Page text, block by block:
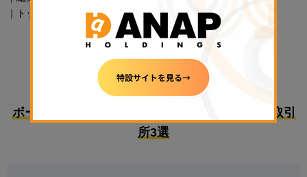
｜トップ画像：ジョイファの平手CEO
PR
ボーナスで始めるのにおすすめな国内暗号資産取引
所3選